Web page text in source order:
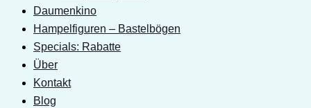
Daumenkino
Hampelfiguren – Bastelbögen
Specials: Rabatte
Über
Kontakt
Blog